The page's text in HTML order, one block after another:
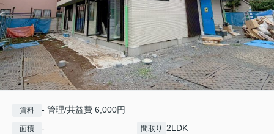
賃料 - 管理/共益費 6,000円
面積 - 間取り 2LDK